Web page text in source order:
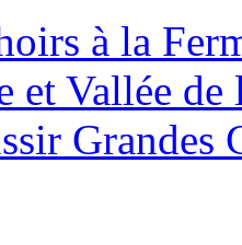
à la
et Vallée de
Grandes